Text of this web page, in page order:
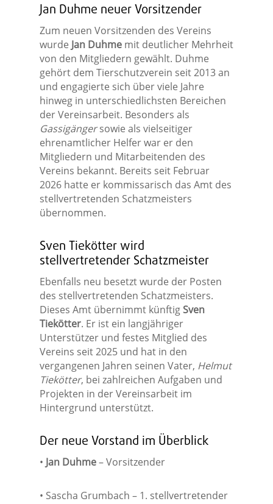
Jan Duhme neuer Vorsitzender
Zum neuen Vorsitzenden des Vereins
wurde Jan Duhmemit deutlicher Mehrheit
von den Mitgliedern gewählt. Duhme
gehört dem Tierschutzverein seit 2013 an
und engagierte sich über viele Jahre
hinweg in unterschiedlichsten Bereichen
der Vereinsarbeit. Besonders als
Gassigängersowie als vielseitiger
ehrenamtlicher Helfer war er den
Mitgliedern und Mitarbeitenden des
Vereins bekannt. Bereits seit Februar
2026 hatte er kommissarisch das Amt des
stellvertretenden Schatzmeisters
übernommen.
Sven Tiekötter wird
stellvertretender Schatzmeister
Ebenfalls neu besetzt wurde der Posten
des stellvertretenden Schatzmeisters.
Dieses Amt übernimmt künftigSven
Tiekötter. Er ist ein langjähriger
Unterstützer und festes Mitglied des
Vereins seit 2025 und hat in den
vergangenen Jahren seinen Vater, Helmut
Tiekötter, bei zahlreichen Aufgaben und
Projekten in der Vereinsarbeit im
Hintergrund unterstützt.
Der neue Vorstand im Überblick
• Jan Duhme– Vorsitzender
• Sascha Grumbach – 1. stellvertretender